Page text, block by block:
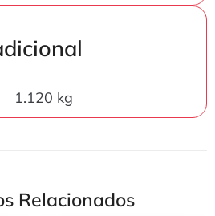
1.120 kg
Relacionados